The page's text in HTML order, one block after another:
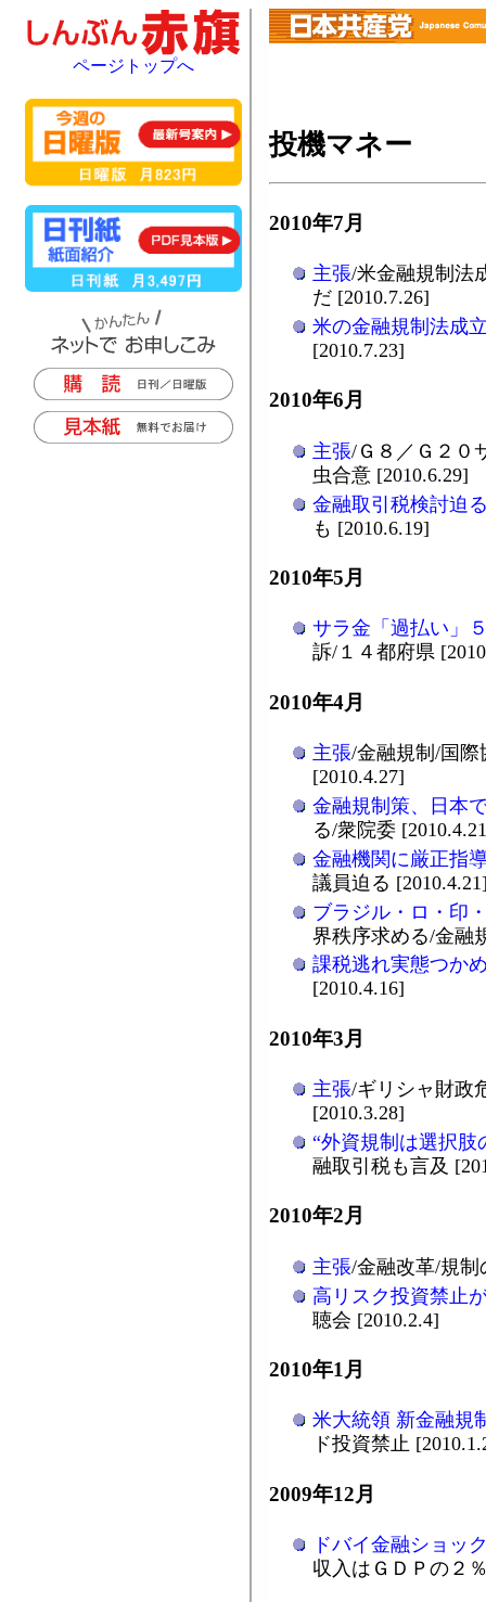
投機マネー
2010年7月
主張/米金融規制法
だ [2010.7.26]
米の金融規制法成
[2010.7.23]
2010年6月
主張/Ｇ８／Ｇ２０
虫合意 [2010.6.29]
金融取引税検討迫
も [2010.6.19]
2010年5月
サラ金「過払い」
訴/１４都府県
2010年4月
主張/金融規制/国際
[2010.4.27]
金融規制策、日本
る/衆院委
金融機関に厳正指
議員迫る
ブラジル・ロ・印
界秩序求める/金融
課税逃れ実態つか
[2010.4.16]
2010年3月
主張/ギリシャ財政
[2010.3.28]
“外資規制は選択肢
融取引税も言及
2010年2月
主張/金融改革/規制
高リスク投資禁止
聴会 [2010.2.4]
2010年1月
米大統領 新金融規
ド投資禁止
2009年12月
ドバイ金融ショッ
収入はＧＤＰの２
ページトップへ